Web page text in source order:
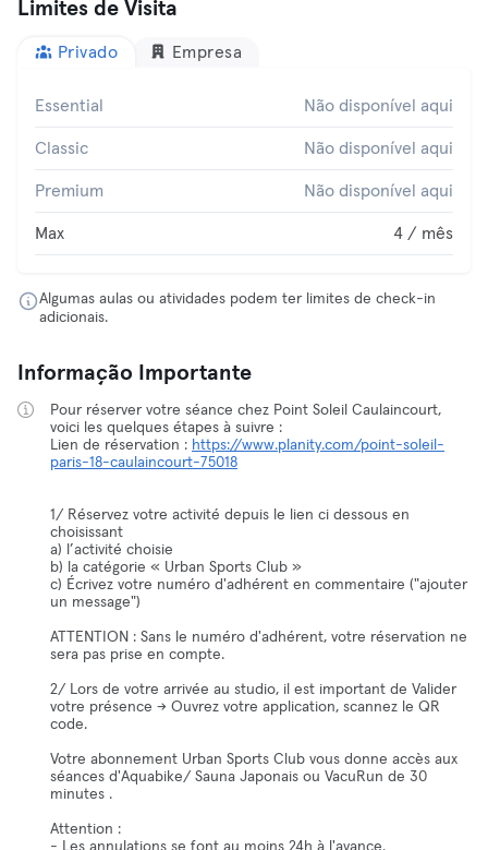
Limites de Visita
Privado Empresa
Essential Não disponível aqui
Classic Não disponível aqui
Premium Não disponível aqui
Max 4 / mês
Algumas aulas ou atividades podem ter limites de check-in
adicionais.
Informação Importante
Pour réserver votre séance chez Point Soleil Caulaincourt,
voici les quelques étapes à suivre :
Lien de réservation : https://www.planity.com/point-soleil-
paris-18-caulaincourt-75018
1/ Réservez votre activité depuis le lien ci dessous en
choisissant
a) l’activité choisie
b) la catégorie « Urban Sports Club »
c) Écrivez votre numéro d'adhérent en commentaire ("ajouter
un message")
ATTENTION : Sans le numéro d'adhérent, votre réservation ne
sera pas prise en compte.
2/ Lors de votre arrivée au studio, il est important de Valider
votre présence -> Ouvrez votre application, scannez le QR
code.
Votre abonnement Urban Sports Club vous donne accès aux
séances d'Aquabike/ Sauna Japonais ou VacuRun de 30
minutes .
Attention :
- Les annulations se font au moins 24h à l'avance.